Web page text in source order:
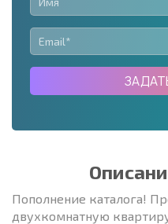
Пополнение каталога!
двухкомнатную